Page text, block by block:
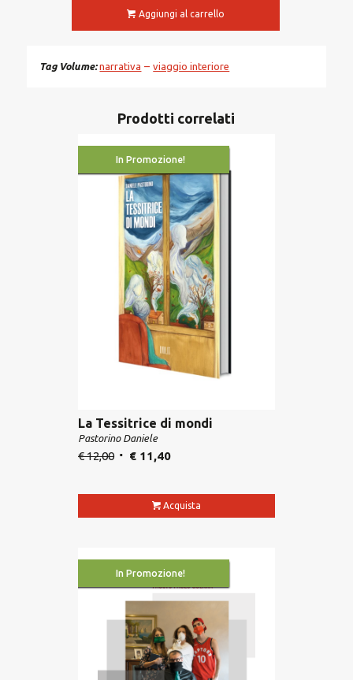
Aggiungi al carrello
Tag Volume narrativa viaggio interiore
Prodotti correlati
In Promozione!
La Tessitrice di mondi
Pastorino Daniele
€12,00 €11,40
Acquista
In Promozione!